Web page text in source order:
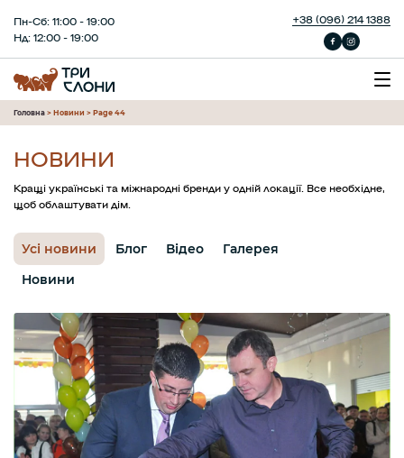
Пн-Сб: 11:00 - 19:00
Нд: 12:00 - 19:00
+38 (096) 214 1388
Головна > Новини > Page 44
НОВИНИ
Кращі українські та міжнародні бренди у одній локації. Все необхідне,
щоб облаштувати дім.
Усі новини Блог Відео
Галерея
Новини